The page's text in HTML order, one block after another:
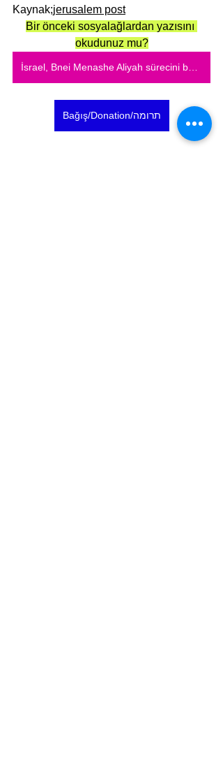
Kaynak;jerusalem post
Bir önceki sosyalağlardan yazısını
okudunuz mu?
İsrael, Bnei Menashe Aliyah sürecini başlattı:Hindistan'dan ilk uçak ülkeye ulaştı
Bağış/Donation/תרומה